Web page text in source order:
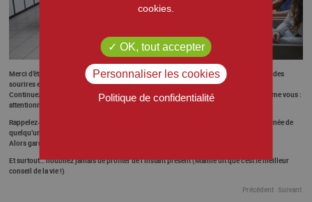
Merci d’être venus nous rendre visite hier à la résidence Nazareth. Vous avez apportédes
sourires et de la bonne humeurpartout où vous êtes passés !
Continuez à
apprendre, écouter et partager, car le monde a besoin de personnes comme vous :
attentionnées, dynamiques et pleines de cœur
Rappelez-vous : chaque petit geste compte, et même un sourire peut
illuminer la journée de
quelqu’un
Alors gardez votre énergie et votre enthousiasme, vous êtes sur la bonne voie
Et surtout…n’oubliez jamais de profiter de l’instant présent(Mamie dit que c’est le meilleur
conseil de la vie !)
Précédent Suivant
cookies.
OK, tout accepter
Personnaliser les cookies
Politique de confidentialité